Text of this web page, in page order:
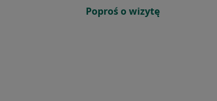
Poproś o wizytę